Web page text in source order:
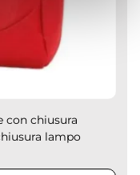
con chiusura
lampo